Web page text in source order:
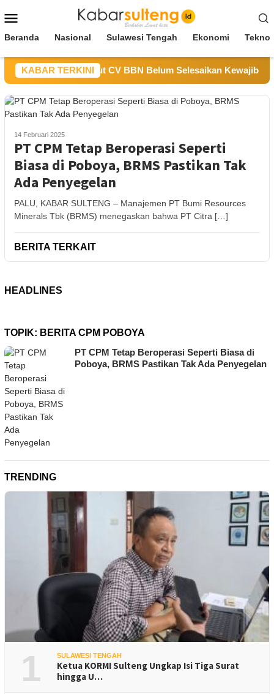
ke
Mobile
Beranda Nasional Sulawesi Tengah Ekonomi
KABAR TERKINI
ESDM Sulteng Sebut CV BBN Belum Selesaikan Kewajiban
14 Februari 2025
PT CPM Tetap Beroperasi Seperti
Biasa di Poboya, BRMS Pastikan Tak
Ada Penyegelan
PALU, KABAR SULTENG – Manajemen PT Bumi Resources
Minerals Tbk (BRMS) menegaskan bahwa PT Citra […]
BERITA TERKAIT
HEADLINES
TOPIK: BERITA CPM POBOYA
PT CPM Tetap Beroperasi Seperti Biasa di
Poboya, BRMS Pastikan Tak Ada Penyegelan
TRENDING
1 SULAWESI TENGAH
Ketua KORMI Sulteng Ungkap Isi Tiga Surat
hingga U…